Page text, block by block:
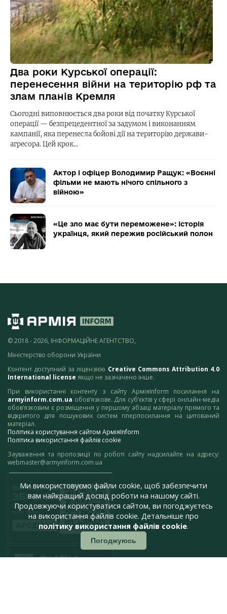
Два роки Курської операції:
перенесення війни на територію рф та
злам планів Кремля
Сьогодні виповнюється два роки від початку Курської
операції — безпрецедентної за задумом і виконанням
кампанії, яка перенесла бойові дії на територію держави-
агресора. Цей крок…
Актор і офіцер Володимир Ращук: «Воєнні
фільми не мають нічого спільного з
війною»
«Це зло має бути переможене»: історія
українця, який пережив російський полон
© 2018 - 2026, ІНФОРМАЦІЙНЕ АГЕНТСТВО,
Міністерство оборони України
Контент доступний за ліцензією Creative Commons Attribution 4.0
International license якщо не зазначено інше.
При використанні контенту з сайту АрміяInform посилання на
armyinform.com.ua обов’язкове. Для суб’єктів у сфері онлайн-медіа
обов’язковим є розміщення у першому абзаці матеріалу прямого та
відкритого для пошукових систем гіперпосилання на цитований
матеріал.
Політика користування сайтом АрміяInform
Політика використання файлів cookie
Зауваження та пропозиції по роботі сайту надсилайте на адресу:
webmaster@armyinform.com.ua
Ми використовуємо файли cookie, щоб забезпечити
вам найкращий досвід роботи на нашому сайті.
Продовжуючи користуватися сайтом, ви погоджуєтесь
на використання файлів cookie. Детальніше про
політику використання файлів cookie.
Погоджуюсь